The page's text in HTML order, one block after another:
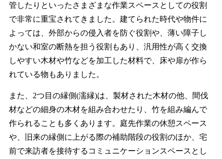
管したりといったさまざまな作業スペースとしての役割
で非常に重宝されてきました。建てられた時代や物件に
よっては、外部からの侵入者を防ぐ役割や、薄い障子し
かない和室の断熱を担う役割もあり、汎用性が高く交換
しやすい木材や竹などを加工した材料で、床や扉が作ら
れている物もありました。
また、2つ目の縁側(濡縁)は、製材された木材の他、間伐
材などの細身の木材を組み合わせたり、竹を組み編んで
作られることも多くあります。庭先作業の休憩スペース
や、旧来の縁側に上がる際の補助階段の役割のほか、宅
前で来訪者を接待するコミュニケーションスペースとし